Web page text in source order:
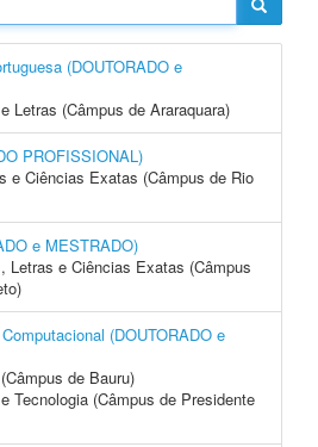
(DOUTORADO e
Letras (Câmpus de Araraquara)
PROFISSIONAL)
e Ciências Exatas (Câmpus de Rio
e MESTRADO)
Letras e Ciências Exatas (Câmpus
(DOUTORADO e
de Bauru)
Tecnologia (Câmpus de Presidente